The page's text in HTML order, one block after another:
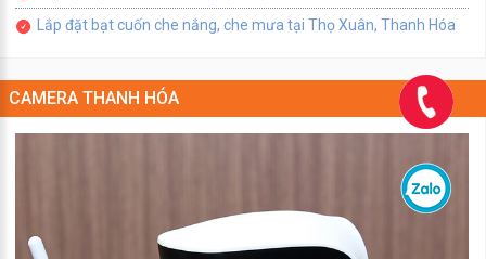
Lắp đặt bạt cuốn che nắng, che mưa tại Thọ Xuân, Thanh Hóa
CAMERA THANH HÓA